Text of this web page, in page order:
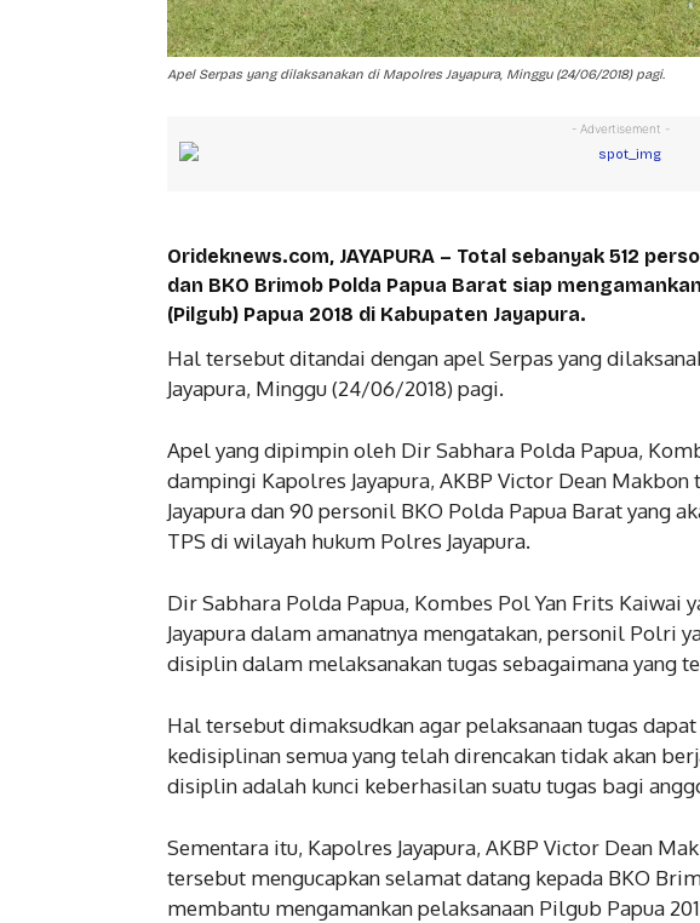
Apel Serpas yang dilaksanakan di Mapolres Jayapura, Minggu (24/06/2018) pagi.
- Advertisement -
Orideknews.com, JAYAPURA – Total sebanyak 512
dan BKO Brimob Polda Papua Barat siap
(Pilgub) Papua 2018 di Kabupaten Jayapura.
Hal tersebut ditandai dengan apel Serpas yang
Jayapura, Minggu (24/06/2018) pagi.
Apel yang dipimpin oleh Dir Sabhara Polda Papua,
dampingi Kapolres Jayapura, AKBP Victor Dean
Jayapura dan 90 personil BKO Polda Papua Barat yang
TPS di wilayah hukum Polres Jayapura.
Dir Sabhara Polda Papua, Kombes Pol Yan Frits Kaiwai
Jayapura dalam amanatnya mengatakan, personil Polri
disiplin dalam melaksanakan tugas sebagaimana yang
Hal tersebut dimaksudkan agar pelaksanaan tugas
kedisiplinan semua yang telah direncakan tidak akan
disiplin adalah kunci keberhasilan suatu tugas bagi
Sementara itu, Kapolres Jayapura, AKBP Victor Dean
tersebut mengucapkan selamat datang kepada BKO
membantu mengamankan pelaksanaan Pilgub Papua